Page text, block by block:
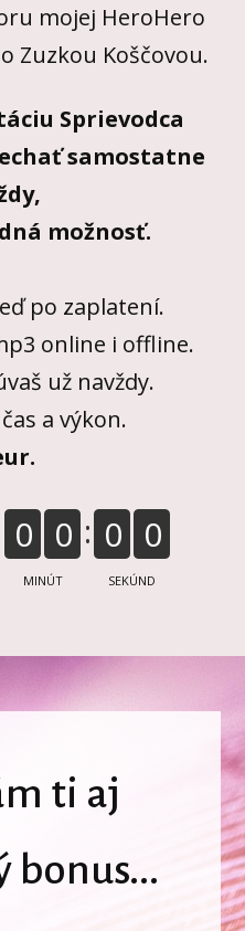
mojej HeroHero
Zuzkou Koščovou.
Sprievodca
samostatne
možnosť.
po zaplatení.
online i offline.
už navždy.
a výkon.
0 0
MINÚT
0 0
SEKÚND
ti aj
bonus...